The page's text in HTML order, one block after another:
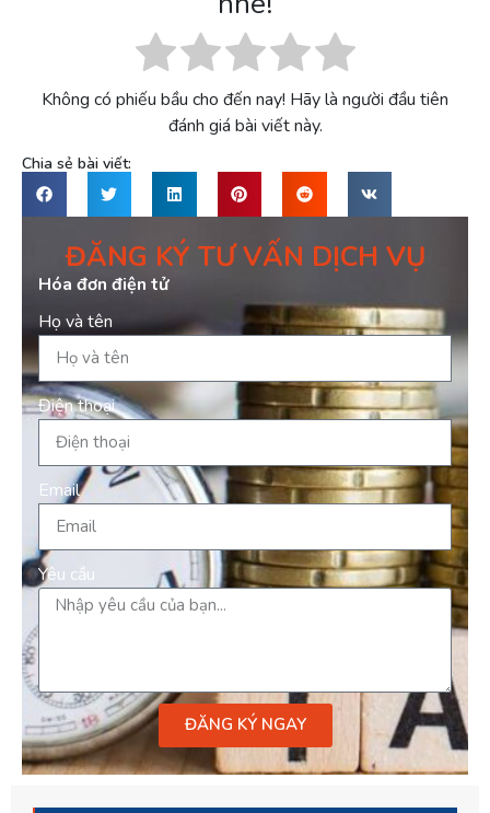
Không có phiếu bầu cho đến nay! Hãy là người đầu tiên
đánh giá bài viết này.
Chia sẻ bài viết:
ĐĂNG KÝ TƯ VẤN DỊCH VỤ
Hóa đơn điện tử
Họ và tên
Điện thoại
Email
Yêu cầu
ĐĂNG KÝ NGAY